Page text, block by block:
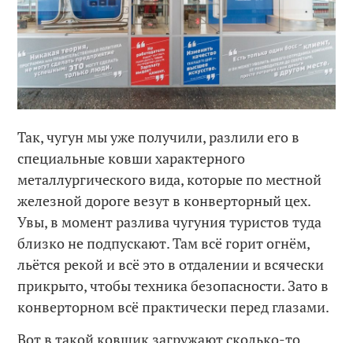
Так, чугун мы уже получили, разлили его в
специальные ковши характерного
металлургического вида, которые по местной
железной дороге везут в конверторный цех.
Увы, в момент разлива чугуния туристов туда
близко не подпускают. Там всё горит огнём,
льётся рекой и всё это в отдалении и всячески
прикрыто, чтобы техника безопасности. Зато в
конверторном всё практически перед глазами.
Вот в такой ковшик загружают сколько-то